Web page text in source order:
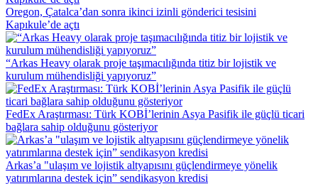
Oregon, Çatalca’dan sonra ikinci izinli gönderici tesisini
Kapıkule’de açtı
“Arkas Heavy olarak proje taşımacılığında titiz bir lojistik ve
kurulum mühendisliği yapıyoruz”
FedEx Araştırması: Türk KOBİ’lerinin Asya Pasifik ile güçlü ticari
bağlara sahip olduğunu gösteriyor
Arkas’a "ulaşım ve lojistik altyapısını güçlendirmeye yönelik
yatırımlarına destek için” sendikasyon kredisi